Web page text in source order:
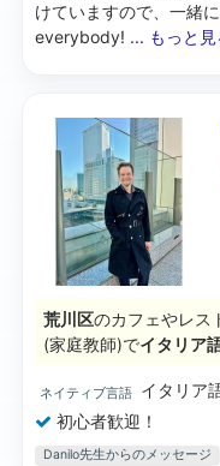
けていますので、一緒
everybody! ... もっと見
荒川区のカフェやレス
(家庭教師)でイタリア
ネイティブ言語 イタリア
初心者歓迎！
Danilo先生からのメッセージ